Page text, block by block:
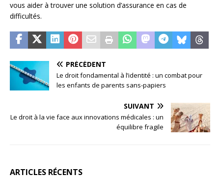
vous aider à trouver une solution d’assurance en cas de
difficultés.
PRÉCÉDENT
Le droit fondamental à l’identité : un combat pour
les enfants de parents sans-papiers
SUIVANT
Le droit à la vie face aux innovations médicales : un
équilibre fragile
ARTICLES RÉCENTS